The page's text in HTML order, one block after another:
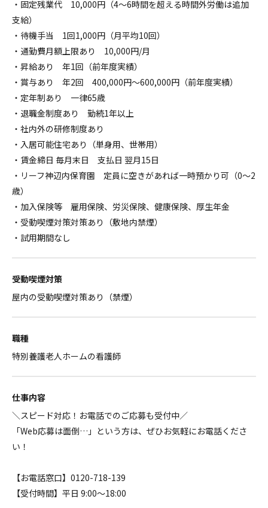
・固定残業代 10,000円（4～6時間を超える時間外労働は追加
支給）
・待機手当 1回1,000円（月平均10回）
・通勤費月額上限あり 10,000円/月
・昇給あり 年1回（前年度実績）
・賞与あり 年2回 400,000円～600,000円（前年度実績）
・定年制あり 一律65歳
・退職金制度あり 勤続1年以上
・社内外の研修制度あり
・入居可能住宅あり（単身用、世帯用）
・賃金締日 毎月末日 支払日 翌月15日
・リーフ神辺内保育園 定員に空きがあれば一時預かり可（0～2
歳）
・加入保険等 雇用保険、労災保険、健康保険、厚生年金
・受動喫煙対策対策あり（敷地内禁煙）
・試用期間なし
受動喫煙対策
屋内の受動喫煙対策あり（禁煙）
職種
特別養護老人ホームの看護師
仕事内容
＼スピード対応！お電話でのご応募も受付中／
「Web応募は面倒…」という方は、ぜひお気軽にお電話くださ
い！
【お電話窓口】0120-718-139
【受付時間】平日 9:00～18:00